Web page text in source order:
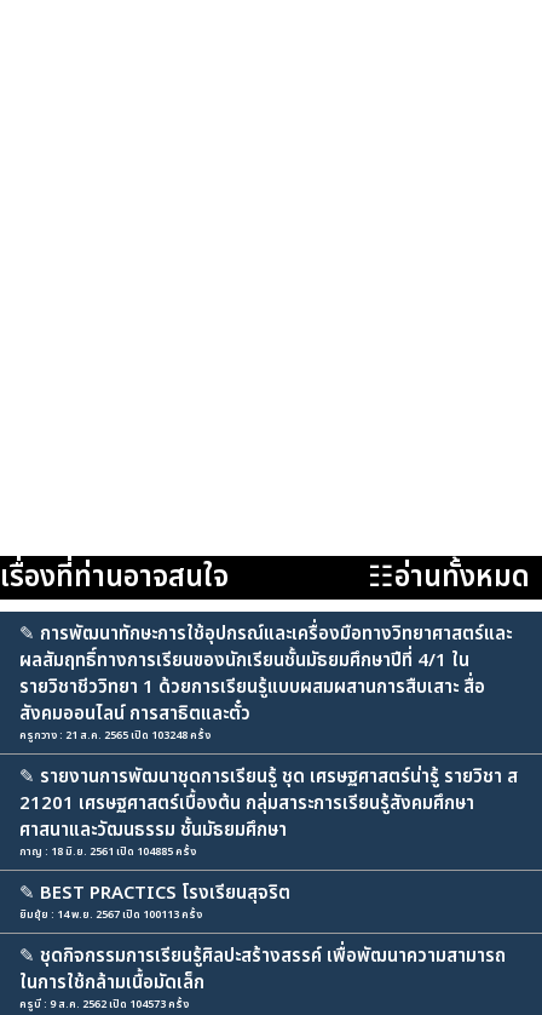
เรื่องที่ท่านอาจสนใจ ☷อ่านทั้งหมด
✎ การพัฒนาทักษะการใช้อุปกรณ์และเครื่องมือทางวิทยาศาสตร์และ
ผลสัมฤทธิ์ทางการเรียนของนักเรียนชั้นมัธยมศึกษาปีที่ 4/1 ใน
รายวิชาชีววิทยา 1 ด้วยการเรียนรู้แบบผสมผสานการสืบเสาะ สื่อ
สังคมออนไลน์ การสาธิตและตั๋ว
ครูกวาง : 21 ส.ค. 2565 เปิด 103248 ครั้ง
✎ รายงานการพัฒนาชุดการเรียนรู้ ชุด เศรษฐศาสตร์น่ารู้ รายวิชา ส
21201 เศรษฐศาสตร์เบื้องต้น กลุ่มสาระการเรียนรู้สังคมศึกษา
ศาสนาและวัฒนธรรม ชั้นมัธยมศึกษา
กาญ : 18 มิ.ย. 2561 เปิด 104885 ครั้ง
✎ BEST PRACTICS โรงเรียนสุจริต
ยิมยุ้ย : 14 พ.ย. 2567 เปิด 100113 ครั้ง
✎ ชุดกิจกรรมการเรียนรู้ศิลปะสร้างสรรค์ เพื่อพัฒนาความสามารถ
ในการใช้กล้ามเนื้อมัดเล็ก
ครูบี : 9 ส.ค. 2562 เปิด 104573 ครั้ง